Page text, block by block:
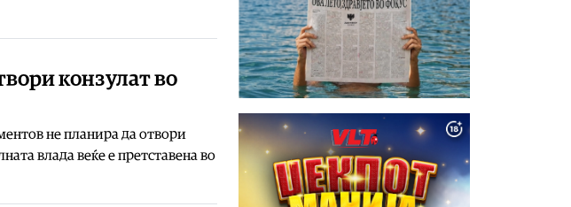
конзулат во
не планира да отвори
влада веќе е претставена во